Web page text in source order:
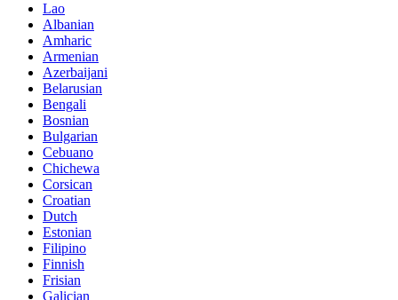
Lao
Albanian
Amharic
Armenian
Azerbaijani
Belarusian
Bengali
Bosnian
Bulgarian
Cebuano
Chichewa
Corsican
Croatian
Dutch
Estonian
Filipino
Finnish
Frisian
Galician